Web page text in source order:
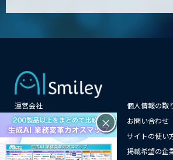
PATPOST
貴社専用ナレッジAI
運営会社
個人情報の取
よくある質問
お問い合わせ
メールマガジン登録
サイトの使い
情報提供はこちらから
掲載希望の企
×